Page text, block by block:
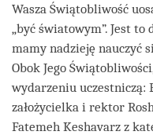
Wasza Świątobliwość
„być światowym”. Jest to
mamy nadzieję nauczyć
Obok Jego
wydarzeniu
założycielka i rektor
Fatemeh Keshavarz z